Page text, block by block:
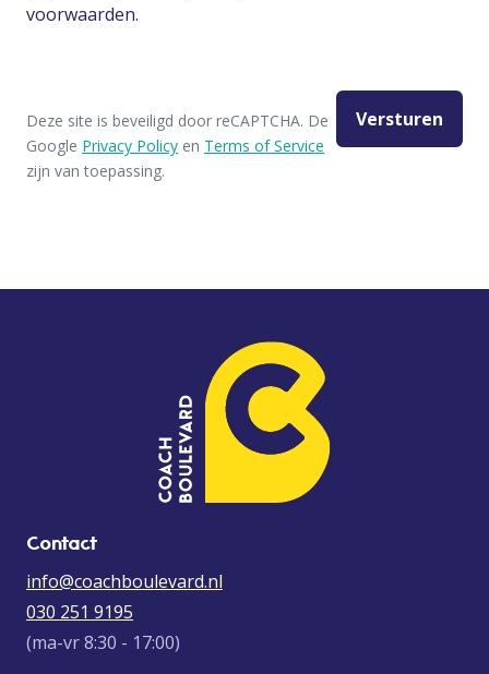
voorwaarden.
Deze site is beveiligd door reCAPTCHA. De
Google Privacy Policy en Terms of Service
zijn van toepassing.
Contact
info@coachboulevard.nl
030 251 9195
(ma-vr 8:30 - 17:00)